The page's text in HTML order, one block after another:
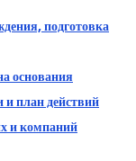
подготовка
основания
и план действий
и компаний